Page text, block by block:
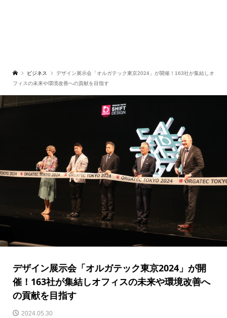
ビジネス
デザイン展示会「オルガテック東京2024」が開催！163社が集結しオ
フィスの未来や環境改善への貢献を目指す
デザイン展示会「オルガテック東京2024」が開
催！163社が集結しオフィスの未来や環境改善へ
の貢献を目指す
2024.05.30